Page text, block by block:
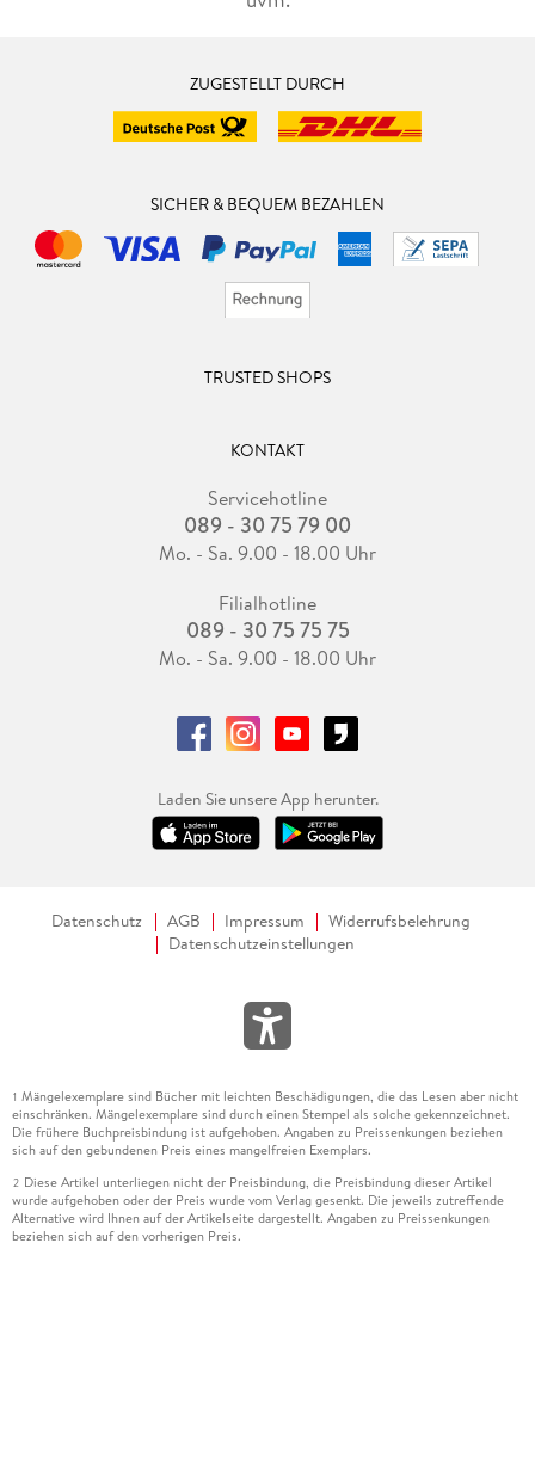
ZUGESTELLT DURCH
SICHER & BEQUEM BEZAHLEN
TRUSTED SHOPS
KONTAKT
Servicehotline
089 - 30 75 79 00
Mo. - Sa. 9.00 - 18.00 Uhr
Filialhotline
089 - 30 75 75 75
Mo. - Sa. 9.00 - 18.00 Uhr
Laden Sie unsere App herunter.
Datenschutz AGB Impressum
Widerrufsbelehrung
Datenschutzeinstellungen
1 Mängelexemplare sind Bücher mit leichten Beschädigungen, die das Lesen aber nicht
einschränken. Mängelexemplare sind durch einen Stempel als solche gekennzeichnet.
Die frühere Buchpreisbindung ist aufgehoben. Angaben zu Preissenkungen beziehen
sich auf den gebundenen Preis eines mangelfreien Exemplars.
2 Diese Artikel unterliegen nicht der Preisbindung, die Preisbindung dieser Artikel
wurde aufgehoben oder der Preis wurde vom Verlag gesenkt. Die jeweils zutreffende
Alternative wird Ihnen auf der Artikelseite dargestellt. Angaben zu Preissenkungen
beziehen sich auf den vorherigen Preis.